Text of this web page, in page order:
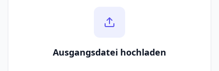
Ausgangsdatei hochladen